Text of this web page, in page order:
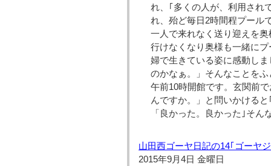
れ、｢多くの人が、利用され
れ、殆ど毎日2時間程プール
一人で来れなく送り迎えを
行けなくなり奥様も一緒に
婦で生きている姿に感動し
のかなぁ。」そんなことを
午前10時開館です。玄関前
んですか。」と問いかける
「良かった。良かった｣そん
山田西ゴーヤ日記の14｢ゴーヤ
2015年9月4日 金曜日